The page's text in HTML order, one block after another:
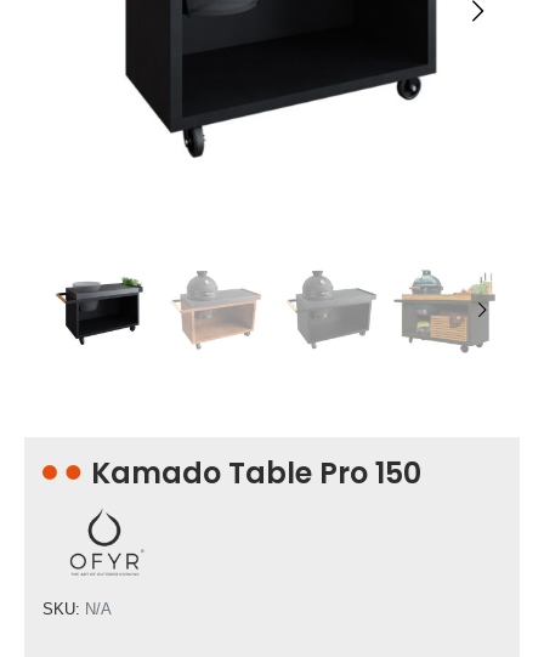
Kamado Table Pro 150
SKU: N/A